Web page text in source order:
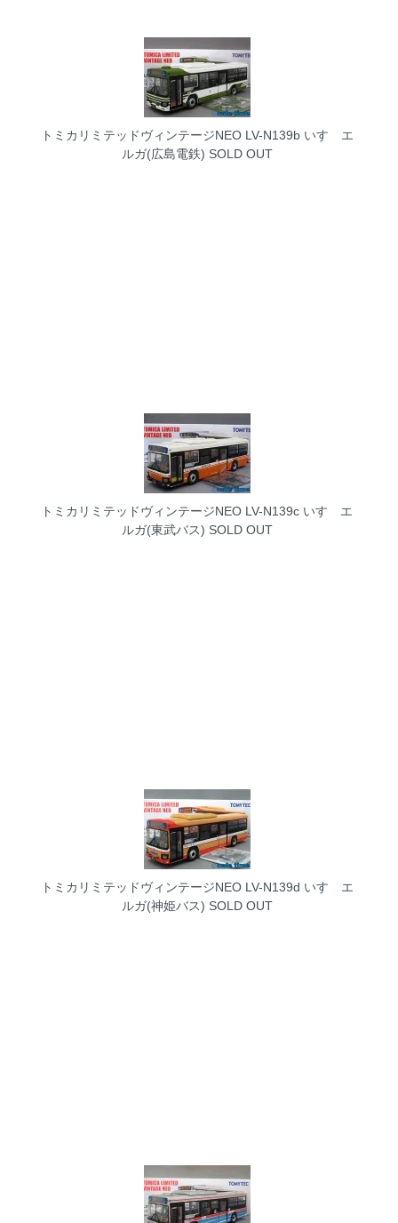
トミカリミテッドヴィンテージNEO LV-N139b いすゞエ
ルガ(広島電鉄) SOLD OUT
トミカリミテッドヴィンテージNEO LV-N139c いすゞエ
ルガ(東武バス) SOLD OUT
トミカリミテッドヴィンテージNEO LV-N139d いすゞエ
ルガ(神姫バス) SOLD OUT